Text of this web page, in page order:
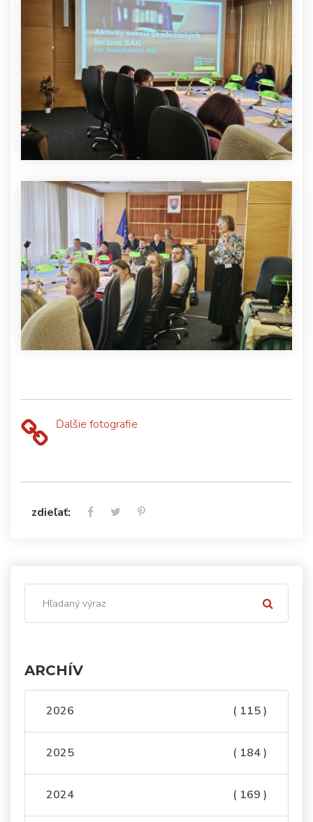
Ďalšie fotografie
zdieľať:
ARCHÍV
2026 ( 115 )
2025 ( 184 )
2024 ( 169 )